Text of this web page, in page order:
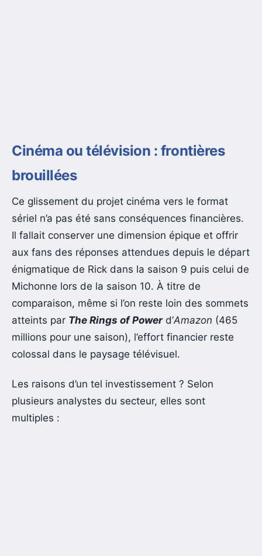
Cinéma ou télévision : frontières
brouillées
Ce glissement du projet cinéma vers le format
sériel n’a pas été sans conséquences financières.
Il fallait conserver une dimension épique et offrir
aux fans des réponses attendues depuis le départ
énigmatique de Rick dans la saison 9 puis celui de
Michonne lors de la saison 10. À titre de
comparaison, même si l’on reste loin des sommets
atteints par The Rings of Powerd’Amazon (465
millions pour une saison), l’effort financier reste
colossal dans le paysage télévisuel.
Les raisons d’un tel investissement ? Selon
plusieurs analystes du secteur, elles sont
multiples :